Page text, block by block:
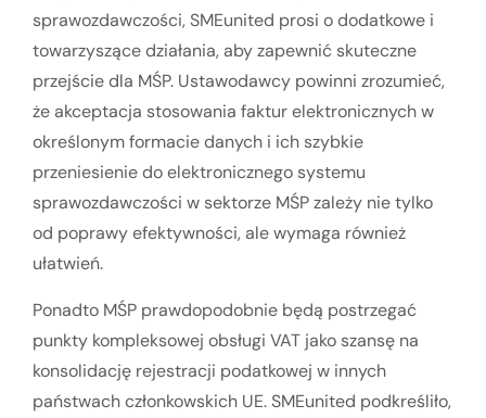
sprawozdawczości, SMEunited prosi o dodatkowe i
towarzyszące działania, aby zapewnić skuteczne
przejście dla MŚP. Ustawodawcy powinni zrozumieć,
że akceptacja stosowania faktur elektronicznych w
określonym formacie danych i ich szybkie
przeniesienie do elektronicznego systemu
sprawozdawczości w sektorze MŚP zależy nie tylko
od poprawy efektywności, ale wymaga również
ułatwień.
Ponadto MŚP prawdopodobnie będą postrzegać
punkty kompleksowej obsługi VAT jako szansę na
konsolidację rejestracji podatkowej w innych
państwach członkowskich UE. SMEunited podkreśliło,